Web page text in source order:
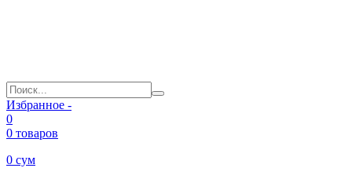
Избранное -
0
0 товаров
0 сум